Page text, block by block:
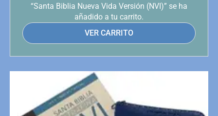
“Santa Biblia Nueva Vida Versión (NVI)” se ha
añadido a tu carrito.
VER CARRITO